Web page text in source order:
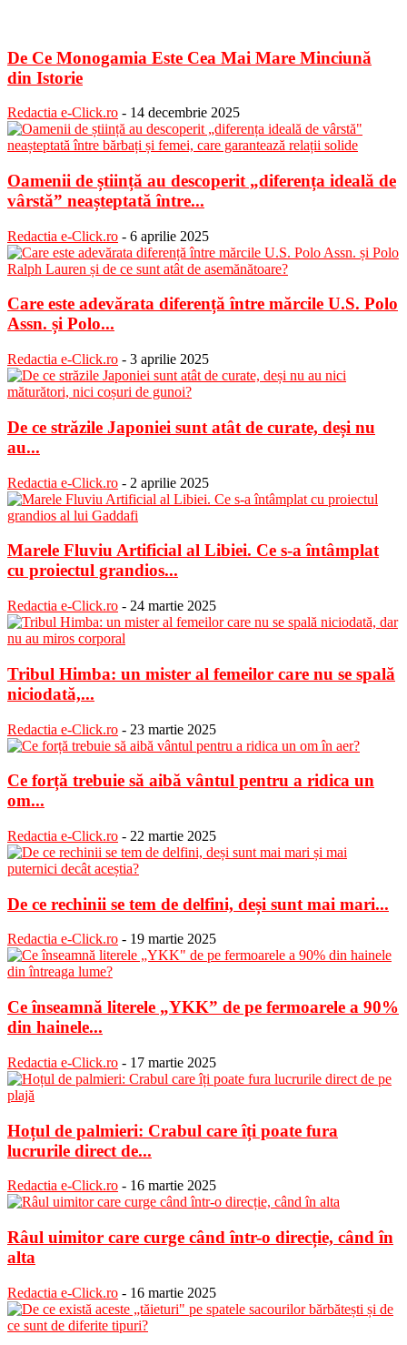
De Ce Monogamia Este Cea Mai Mare Minciună
din Istorie
Redactia e-Click.ro - 14 decembrie 2025
Oamenii de știință au descoperit „diferența ideală de
vârstă” neașteptată între...
Redactia e-Click.ro - 6 aprilie 2025
Care este adevărata diferență între mărcile U.S. Polo
Assn. și Polo...
Redactia e-Click.ro - 3 aprilie 2025
De ce străzile Japoniei sunt atât de curate, deși nu
au...
Redactia e-Click.ro - 2 aprilie 2025
Marele Fluviu Artificial al Libiei. Ce s-a întâmplat
cu proiectul grandios...
Redactia e-Click.ro - 24 martie 2025
Tribul Himba: un mister al femeilor care nu se spală
niciodată,...
Redactia e-Click.ro - 23 martie 2025
Ce forță trebuie să aibă vântul pentru a ridica un
om...
Redactia e-Click.ro - 22 martie 2025
De ce rechinii se tem de delfini, deși sunt mai mari...
Redactia e-Click.ro - 19 martie 2025
Ce înseamnă literele „YKK” de pe fermoarele a 90%
din hainele...
Redactia e-Click.ro - 17 martie 2025
Hoțul de palmieri: Crabul care îți poate fura
lucrurile direct de...
Redactia e-Click.ro - 16 martie 2025
Râul uimitor care curge când într-o direcție, când în
alta
Redactia e-Click.ro - 16 martie 2025